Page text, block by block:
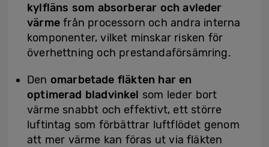
kylfläns som absorberar och avleder
värmefrån processorn och andra interna
komponenter, vilket minskar risken för
överhettning och prestandaförsämring.
Den omarbetade fläkten har en
optimerad bladvinkel som leder bort
värme snabbt och effektivt, ett större
luftintag som förbättrar luftflödet genom
att mer värme kan föras ut via fläkten